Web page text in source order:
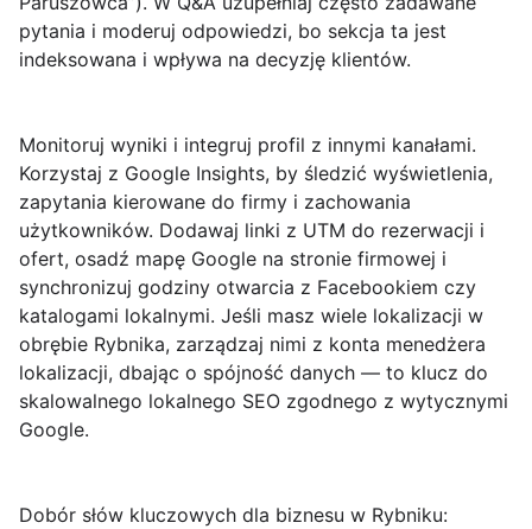
pytania i moderuj odpowiedzi, bo sekcja ta jest
indeksowana i wpływa na decyzję klientów.
Monitoruj wyniki i integruj profil z innymi kanałami.
Korzystaj z Google Insights, by śledzić wyświetlenia,
zapytania kierowane do firmy i zachowania
użytkowników. Dodawaj linki z UTM do rezerwacji i
ofert, osadź mapę Google na stronie firmowej i
synchronizuj godziny otwarcia z Facebookiem czy
katalogami lokalnymi. Jeśli masz wiele lokalizacji w
obrębie Rybnika, zarządzaj nimi z konta menedżera
lokalizacji, dbając o spójność danych — to klucz do
skalowalnego lokalnego SEO zgodnego z wytycznymi
Google.
Dobór słów kluczowych dla biznesu w Rybniku: